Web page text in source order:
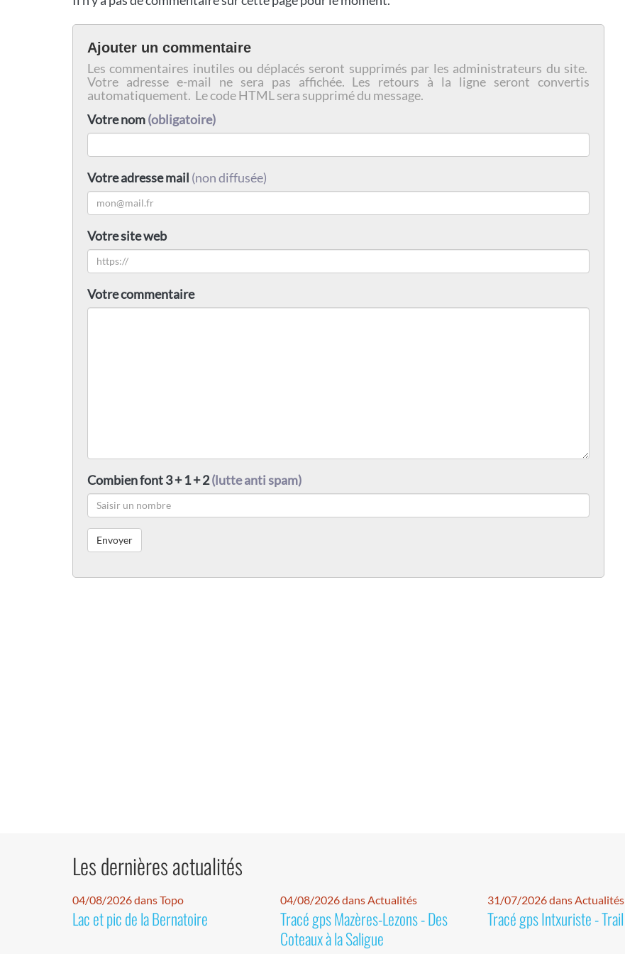
Ajouter un commentaire
Les commentaires inutiles ou déplacés seront supprimés par les administrateurs du site.
Votre adresse e-mail ne sera pas affichée. Les retours à la ligne seront convertis
automatiquement. Le code HTML sera supprimé du message.
Votre nom(obligatoire)
Votre adresse mail (non diffusée)
Votre site web
Votre commentaire
Combien font 3 + 1 + 2(lutte anti spam)
Les dernières actualités
04/08/2026 dans Topo
Lac et pic de la Bernatoire
04/08/2026 dans Actualités
Tracé gps Mazères-Lezons - Des
Coteaux à la Saligue
31/07/2026 dans Actualités
Tracé gps Intxuriste - Trail